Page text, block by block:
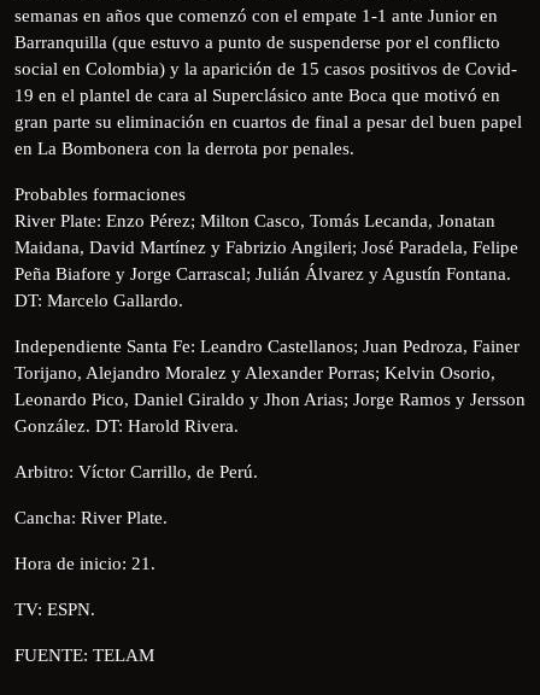
semanas en años que comenzó con el empate 1-1 ante Junior en
Barranquilla (que estuvo a punto de suspenderse por el conflicto
social en Colombia) y la aparición de 15 casos positivos de Covid-
19 en el plantel de cara al Superclásico ante Boca que motivó en
gran parte su eliminación en cuartos de final a pesar del buen papel
en La Bombonera con la derrota por penales.
Probables formaciones
River Plate: Enzo Pérez; Milton Casco, Tomás Lecanda, Jonatan
Maidana, David Martínez y Fabrizio Angileri; José Paradela, Felipe
Peña Biafore y Jorge Carrascal; Julián Álvarez y Agustín Fontana.
DT: Marcelo Gallardo.
Independiente Santa Fe: Leandro Castellanos; Juan Pedroza, Fainer
Torijano, Alejandro Moralez y Alexander Porras; Kelvin Osorio,
Leonardo Pico, Daniel Giraldo y Jhon Arias; Jorge Ramos y Jersson
González. DT: Harold Rivera.
Arbitro: Víctor Carrillo, de Perú.
Cancha: River Plate.
Hora de inicio: 21.
TV: ESPN.
FUENTE: TELAM